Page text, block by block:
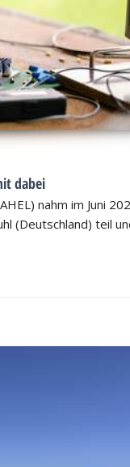
dabei
nahm im Juni
(Deutschland) teil